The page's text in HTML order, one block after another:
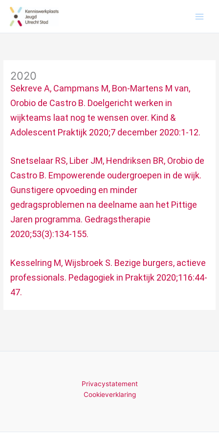
2020
Sekreve A, Campmans M, Bon-Martens M van,
Orobio de Castro B. Doelgericht werken in
wijkteams laat nog te wensen over. Kind &
Adolescent Praktijk 2020;7 december 2020:1-12.
Snetselaar RS, Liber JM, Hendriksen BR, Orobio de
Castro B. Empowerende oudergroepen in de wijk.
Gunstigere opvoeding en minder
gedragsproblemen na deelname aan het Pittige
Jaren programma. Gedragstherapie
2020;53(3):134-155.
Kesselring M, Wijsbroek S. Bezige burgers, actieve
professionals. Pedagogiek in Praktijk 2020;116:44-
47.
Privacystatement
Cookieverklaring